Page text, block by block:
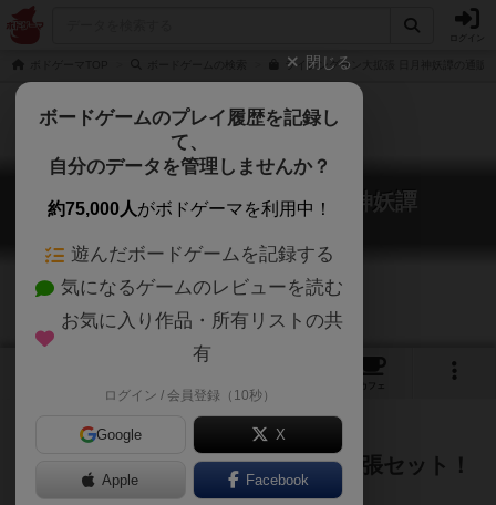
ライジングサン大拡張 日月神妖譚の通販/
ライジングサン大拡張 日月神妖譚
Rising Sun:Great 3 Expansions
カフェ
3つの拡張をひとまとめにした大拡張セット！
閉じる
ボードゲームのプレイ履歴を記録し
て、
自分のデータを管理しませんか？
約75,000人がボドゲーマを利用中！
遊んだボードゲームを記録する
気になるゲームのレビューを読む
お気に入り作品・所有リストの共
有
ログイン / 会員登録（10秒）
Google X
Apple Facebook